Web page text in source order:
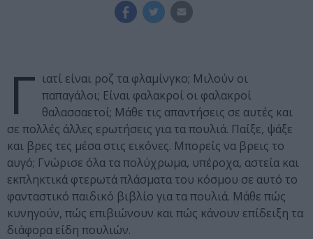
Γ ιατί είναι ροζ τα φλαμίνγκο; Μιλούν οι
παπαγάλοι; Είναι φαλακροί οι φαλακροί
θαλασσαετοί; Μάθε τις απαντήσεις σε αυτές και
σε πολλές άλλες ερωτήσεις για τα πουλιά. Παίξε, ψάξε
και βρες τες μέσα στις εικόνες. Μπορείς να βρεις το
αυγό; Γνώρισε όλα τα πολύχρωμα, υπέροχα, αστεία και
εκπληκτικά φτερωτά πλάσματα του κόσμου σε αυτό το
φανταστικό παιδικό βιβλίο για τα πουλιά. Μάθε πώς
κυνηγούν, πώς επιβιώνουν και πώς κάνουν επίδειξη τα
διάφορα είδη πουλιών.